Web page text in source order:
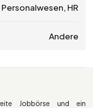
Personalwesen, HR
Andere
Jobbörse und ein